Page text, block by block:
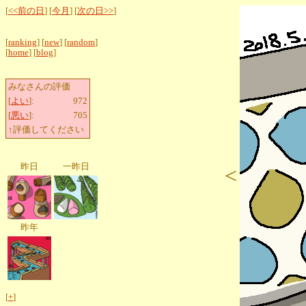
[<<前の日 ] [今月 ] [次の日>>]
[ranking] [new] [random]
[home] [blog]
みなさんの評価
[よい]:
972
[悪い]:
705
↑評価してください
昨日 一昨日
昨年
[+]
<